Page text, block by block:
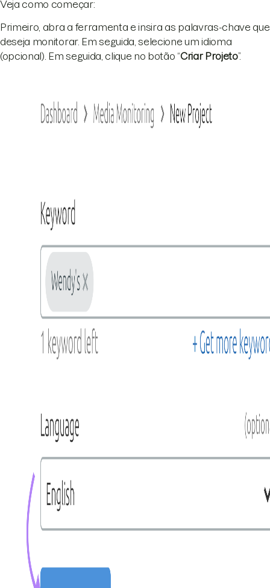
Veja como começar:
Primeiro, abra a ferramenta e insira as palavras-chave que
deseja monitorar. Em seguida, selecione um idioma
(opcional). Em seguida, clique no botão “Criar Projeto”.